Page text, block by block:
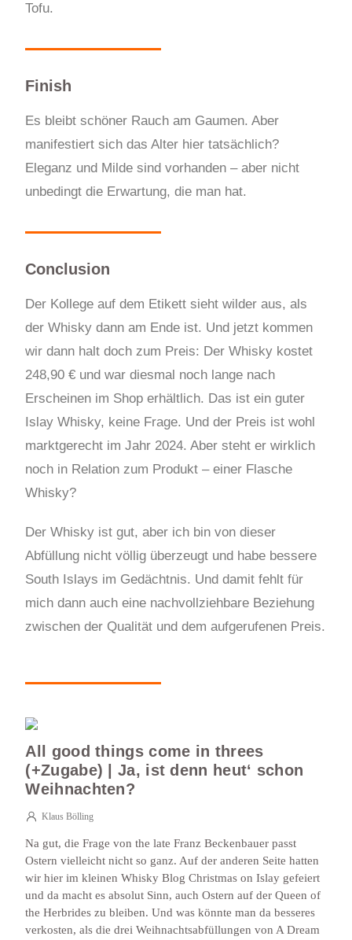
Tofu.
Finish
Es bleibt schöner Rauch am Gaumen. Aber
manifestiert sich das Alter hier tatsächlich?
Eleganz und Milde sind vorhanden – aber nicht
unbedingt die Erwartung, die man hat.
Conclusion
Der Kollege auf dem Etikett sieht wilder aus, als
der Whisky dann am Ende ist. Und jetzt kommen
wir dann halt doch zum Preis: Der Whisky kostet
248,90 € und war diesmal noch lange nach
Erscheinen im Shop erhältlich. Das ist ein guter
Islay Whisky, keine Frage. Und der Preis ist wohl
marktgerecht im Jahr 2024. Aber steht er wirklich
noch in Relation zum Produkt – einer Flasche
Whisky?
Der Whisky ist gut, aber ich bin von dieser
Abfüllung nicht völlig überzeugt und habe bessere
South Islays im Gedächtnis. Und damit fehlt für
mich dann auch eine nachvollziehbare Beziehung
zwischen der Qualität und dem aufgerufenen Preis.
All good things come in threes
(+Zugabe) | Ja, ist denn heut‘ schon
Weihnachten?
Klaus Bölling
Na gut, die Frage von the late Franz Beckenbauer passt
Ostern vielleicht nicht so ganz. Auf der anderen Seite hatten
wir hier im kleinen Whisky Blog Christmas on Islay gefeiert
und da macht es absolut Sinn, auch Ostern auf der Queen of
the Herbrides zu bleiben. Und was könnte man da besseres
verkosten, als die drei Weihnachtsabfüllungen von A Dream